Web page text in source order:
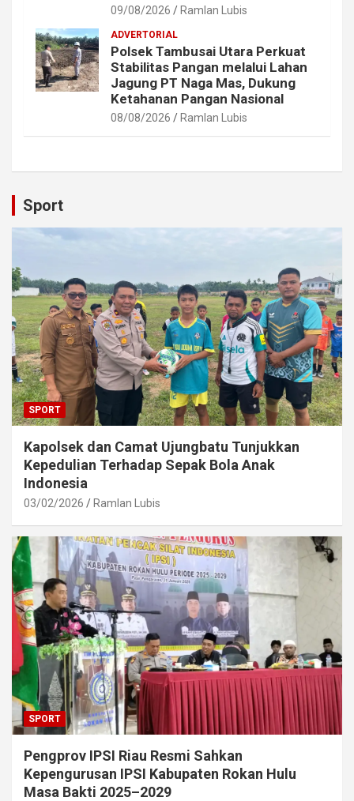
09/08/2026 Ramlan Lubis
ADVERTORIAL
Polsek Tambusai Utara Perkuat
Stabilitas Pangan melalui Lahan
Jagung PT Naga Mas, Dukung
Ketahanan Pangan Nasional
08/08/2026 Ramlan Lubis
Sport
SPORT
Kapolsek dan Camat Ujungbatu Tunjukkan
Kepedulian Terhadap Sepak Bola Anak
Indonesia
03/02/2026 Ramlan Lubis
SPORT
Pengprov IPSI Riau Resmi Sahkan
Kepengurusan IPSI Kabupaten Rokan Hulu
Masa Bakti 2025–2029